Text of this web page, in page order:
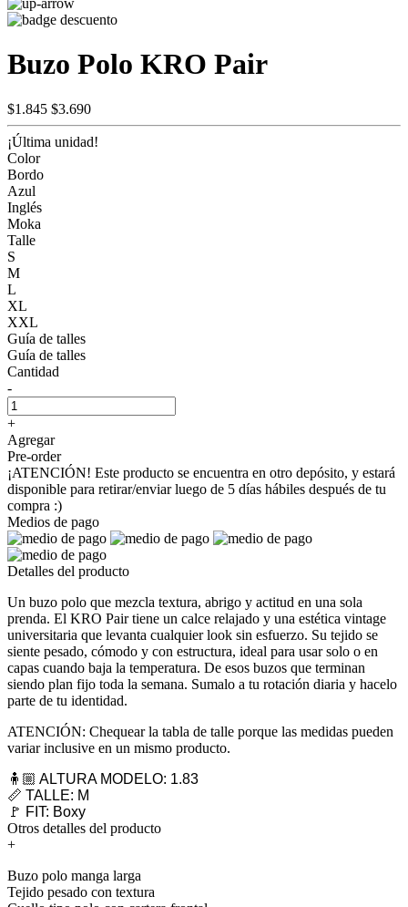
Buzo Polo KRO Pair
$1.845 $3.690
¡Última unidad!
Color
Bordo
Azul
Inglés
Moka
Talle
S
M
L
XL
XXL
Guía de talles
Guía de talles
Cantidad
-
+
Agregar
Pre-order
¡ATENCIÓN! Este producto se encuentra en otro depósito, y estará
disponible para retirar/enviar luego de 5 días hábiles después de tu
compra :)
Medios de pago
Detalles del producto
Un buzo polo que mezcla textura, abrigo y actitud en una sola
prenda. El KRO Pair tiene un calce relajado y una estética vintage
universitaria que levanta cualquier look sin esfuerzo. Su tejido se
siente pesado, cómodo y con estructura, ideal para usar solo o en
capas cuando baja la temperatura. De esos buzos que terminan
siendo plan fijo toda la semana. Sumalo a tu rotación diaria y hacelo
parte de tu identidad.
ATENCIÓN: Chequear la tabla de talle porque las medidas pueden
variar inclusive en un mismo producto.
🧍🏼 ALTURA MODELO: 1.83
📏 TALLE: M
🚩 FIT: Boxy
Otros detalles del producto
+
Buzo polo manga larga
Tejido pesado con textura